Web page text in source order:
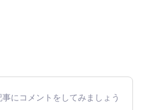
にコメントをしてみましょう